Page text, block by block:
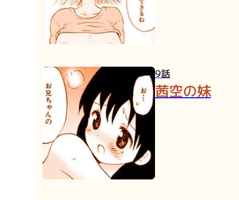
9話
茜空の妹